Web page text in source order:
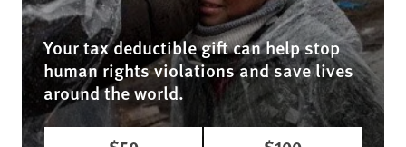
Your tax deductible gift can help stop
human rights violations and save lives
around the world.